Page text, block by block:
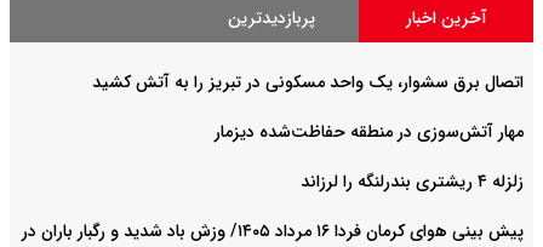
آخرین اخبار پربازدیدترین
اتصال برق سشوار، یک واحد مسکونی در تبریز را به آتش کشید
مهار آتش‌سوزی در منطقه حفاظت‌شده دیزمار
زلزله ۴ ریشتری بندرلنگه را لرزاند
پیش بینی هوای کرمان فردا ۱۶ مرداد ۱۴۰۵/ وزش باد شدید و رگبار باران در